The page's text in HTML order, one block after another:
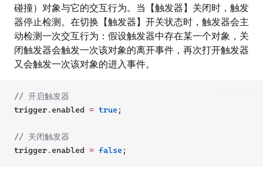
碰撞）对象与它的交互行为。当【触发器】关闭时，触发
器停止检测。在切换【触发器】开关状态时，触发器会主
动检测一次交互行为：假设触发器中存在某一个对象，关
闭触发器会触发一次该对象的离开事件，再次打开触发器
又会触发一次该对象的进入事件。
// 开启触发器
trigger.enabled = true;
// 关闭触发器
trigger.enabled = false;